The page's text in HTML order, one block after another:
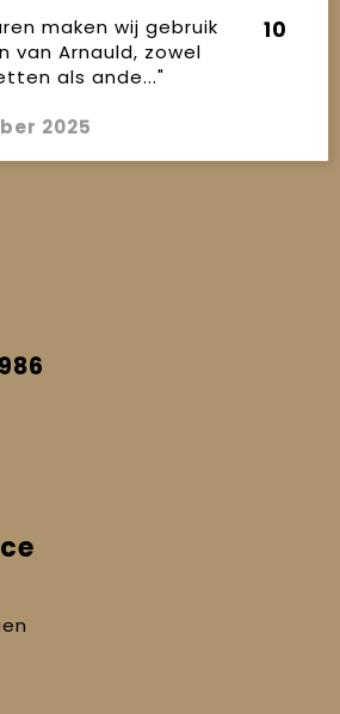
maken wij gebruik
van Arnauld, zowel
als ande..."
10
2025